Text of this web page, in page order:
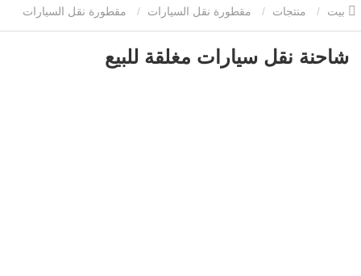
منتجات مقطورة نقل السيارات مقطورة نقل السيارات
ذات الطابقين شاحنة نقل سيارات مغلقة للبيع
شاحنة نقل سيارات مغلقة للبيع